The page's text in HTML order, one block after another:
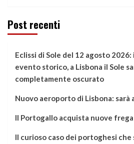
Post recenti
Eclissi di Sole del 12 agosto
evento storico, a Lisbona il Sole
completamente oscurato
Nuovo aeroporto di Lisbona:
Il Portogallo acquista nuove
Il curioso caso dei portoghesi che